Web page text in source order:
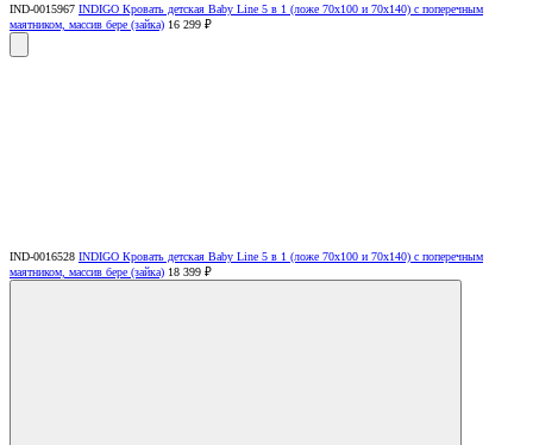
IND-0015967 INDIGO Кровать детская Baby Line 5 в 1 (ложе 70х100 и 70х140) с поперечным
маятником, массив бере (зайка) 16 299 ₽
IND-0016528 INDIGO Кровать детская Baby Line 5 в 1 (ложе 70х100 и 70х140) с поперечным
маятником, массив бере (зайка) 18 399 ₽